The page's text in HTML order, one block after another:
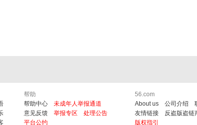
帮助
帮助中心
未成年人举报通道
意见反馈
举报专区
处理公告
平台公约
56.com
About us
公司介绍
友情链接
反盗版盗链
版权指引